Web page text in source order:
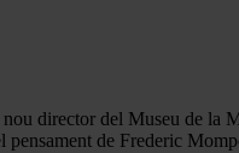
director del Museu de
pensament de Frederic